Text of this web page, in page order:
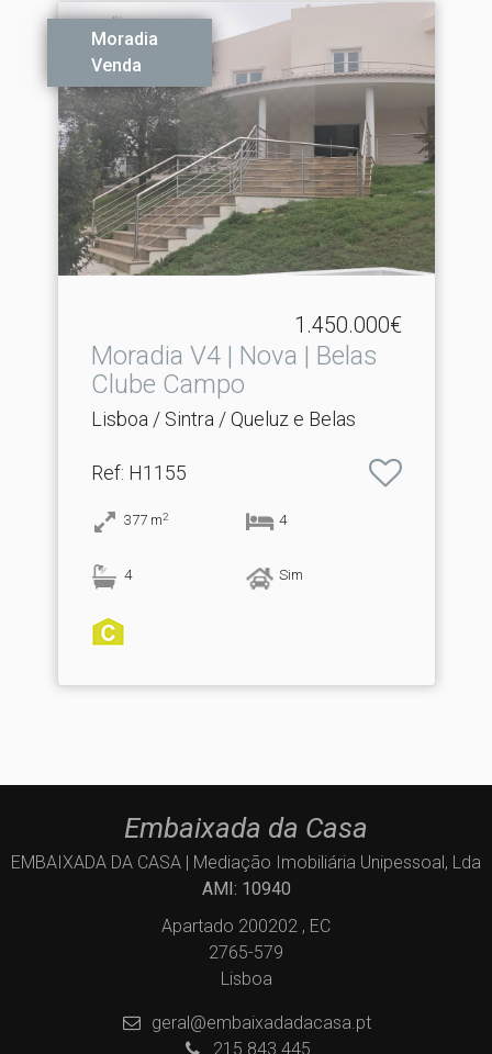
Moradia
Venda
1.450.000€
Moradia V4 | Nova | Belas
Clube Campo
Lisboa / Sintra / Queluz e Belas
Ref: H1155
377 m2 4
4 Sim
Embaixada da Casa
EMBAIXADA DA CASA | Mediação Imobiliária Unipessoal, Lda
AMI: 10940
Apartado 200202 , EC
2765-579
Lisboa
geral@embaixadadacasa.pt
215 843 445